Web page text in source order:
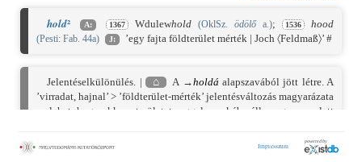
hold² A: 1367 Wdulewhold (OklSz.ödölőa.); 1536 hood
(Pesti: Fab. 44a) J: ’egy fajta földterület mérték | Joch 〈Feldmaß〉’ #
Jelentéselkülönülés. | ⌂ A →holdá alapszavából jött létre. A
’virradat, hajnal’ > ’földterület-mérték’ jelentésváltozás magyarázata
az lehet, hogy ekkora területet reggel munkába állva egy nap alatt
⌂⇒